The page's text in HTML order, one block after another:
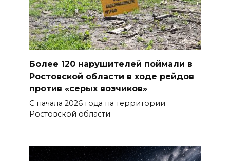
Более 120 нарушителей поймали в
Ростовской области в ходе рейдов
против «серых возчиков»
С начала 2026 года на территории
Ростовской области